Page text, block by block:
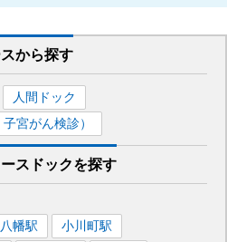
から探す
人間ドック
宮がん検診）
スドックを探す
幡駅 小川町駅